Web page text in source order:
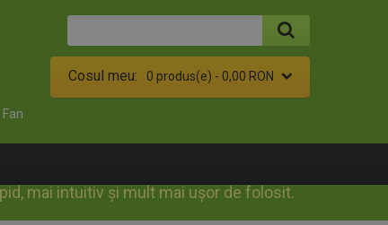
Cosul meu: 0 produs(e) - 0,00 RON
mai intuitiv și mult mai ușor de folosit.